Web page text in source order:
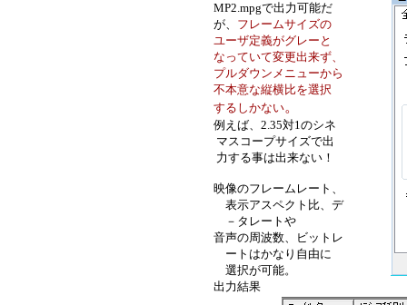
MP2.mpgで出力可能だ
が、 フレームサイズの
ユーザ定義がグレーと
なっていて変更出来ず、
プルダウンメニューから
不本意な縦横比を選択
するしかない。
例えば、2.35対1のシネ
マスコープサイズで出
力する事は出来ない！
映像のフレームレート、
表示アスペクト比、デ
－タレートや
音声の周波数、ビットレ
ートはかなり自由に
選択が可能。
出力結果